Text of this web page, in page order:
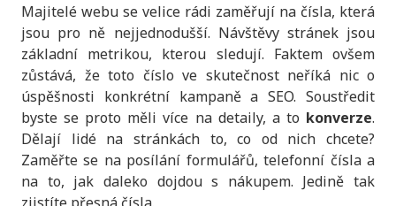
Majitelé webu se velice rádi zaměřují na čísla, která
jsou pro ně nejjednodušší. Návštěvy stránek jsou
základní metrikou, kterou sledují. Faktem ovšem
zůstává, že toto číslo ve skutečnost neříká nic o
úspěšnosti konkrétní kampaně a SEO. Soustředit
byste se proto měli více na detaily, a to konverze.
Dělají lidé na stránkách to, co od nich chcete?
Zaměřte se na posílání formulářů, telefonní čísla a
na to, jak daleko dojdou s nákupem. Jedině tak